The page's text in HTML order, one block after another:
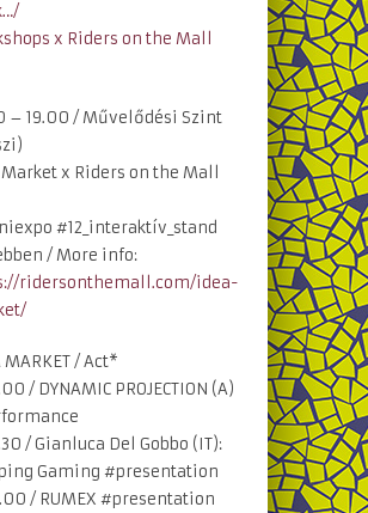
x Riders on the Mall
– 19.00 / Művelődési Szint
x Riders on the Mall
#12_interaktív_stand
/ More info:
ridersonthemall.com/idea-
MARKET / Act*
/ DYNAMIC PROJECTION (A)
/ Gianluca Del Gobbo (IT):
Gaming #presentation
/ RUMEX #presentation